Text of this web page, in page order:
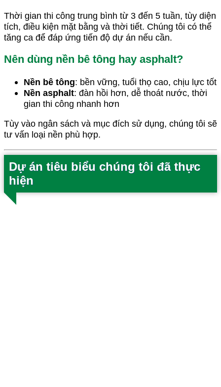
Thời gian thi công trung bình từ 3 đến 5 tuần, tùy diện
tích, điều kiện mặt bằng và thời tiết. Chúng tôi có thể
tăng ca để đáp ứng tiến độ dự án nếu cần.
Nên dùng nền bê tông hay asphalt?
Nền bê tông: bền vững, tuổi thọ cao, chịu lực tốt
Nền asphalt: đàn hồi hơn, dễ thoát nước, thời
gian thi công nhanh hơn
Tùy vào ngân sách và mục đích sử dụng, chúng tôi sẽ
tư vấn loại nền phù hợp.
Dự án tiêu biểu chúng tôi đã thực
hiện